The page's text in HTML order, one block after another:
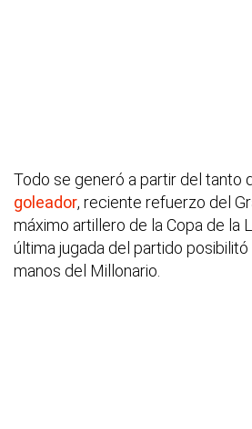
Todo se generó a partir del tanto
goleador, reciente refuerzo del
máximo artillero de la Copa de la
última jugada del partido
manos del Millonario.